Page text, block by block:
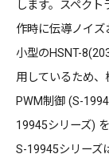
します。スペク
作時に伝導ノイズ
小型のHSNT-
用しているため、
PWM制御 (S-
19945シリーズ)
S-19945シリーズ